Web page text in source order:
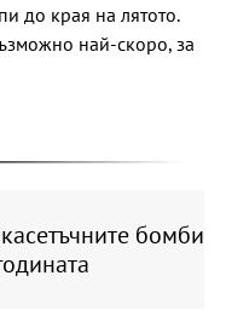
до края на лятото.
най-скоро, за
бомби